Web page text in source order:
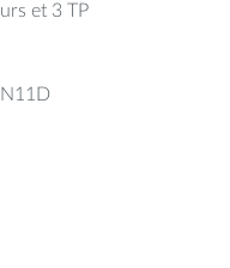
et 3 TP